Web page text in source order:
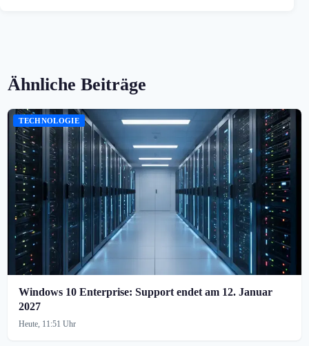
Ähnliche Beiträge
TECHNOLOGIE
Windows 10 Enterprise: Support endet am 12. Januar
2027
Heute, 11:51 Uhr